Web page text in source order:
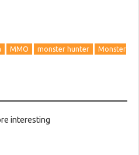
MMO monster hunter
Monster
interesting